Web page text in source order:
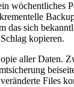
sich
kopieren.
aller Daten.
Files